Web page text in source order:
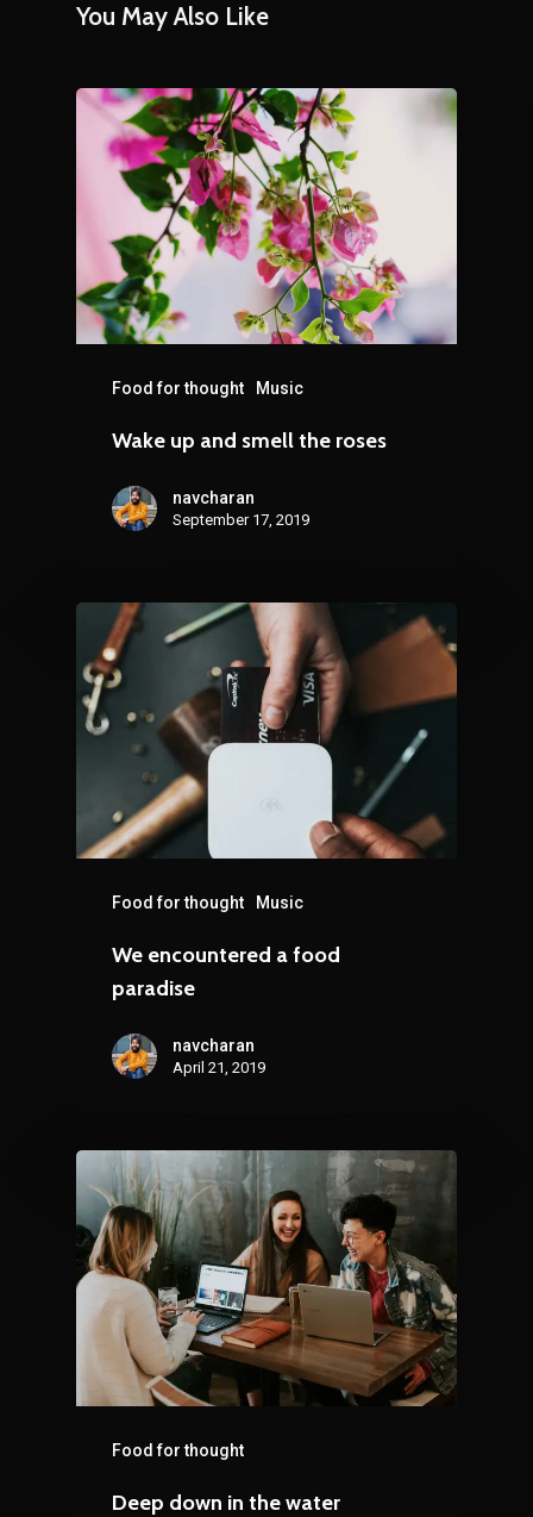
You May Also Like
Food for thought Music
Wake up and smell the roses
navcharan
September 17, 2019
Food for thought Music
We encountered a food
paradise
navcharan
April 21, 2019
Food for thought
Deep down in the water